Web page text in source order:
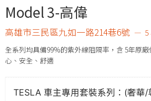
Model 3-高偉
高雄市三民區九如一路214巷6號 5
全系列均具備99%的紫外線阻隔率，含 5年原
心、安全、舒適
TESLA 車主專用套裝系列：(奢華/